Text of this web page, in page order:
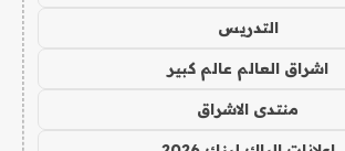
التدريس
اشراق العالم عالم كبير
منتدى الاشراق